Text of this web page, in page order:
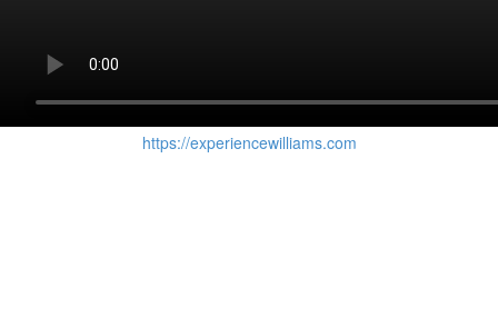
https://experiencewilliams.com